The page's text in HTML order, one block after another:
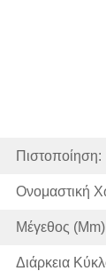
Πιστοποίηση:
Ονομαστική
Μέγεθος
Διάρκεια